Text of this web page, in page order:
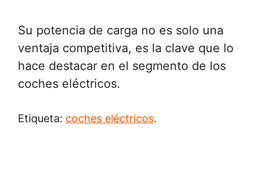
Su potencia de carga no es solo una
ventaja competitiva, es la clave que lo
hace destacar en el segmento de los
coches eléctricos.
Etiqueta: coches eléctricos.